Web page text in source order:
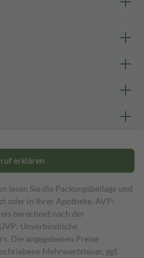
erklären
lesen Sie die Packungsbeilage und
oder in Ihrer Apotheke. AVP:
berechnet nach der
Unverbindliche
Die angegebenen Preise
Mehrwertsteuer, ggf.